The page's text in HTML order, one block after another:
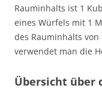
Rauminhalts ist 1
eines Würfels mit 1
des Rauminhalts
verwendet man die
Übersicht über